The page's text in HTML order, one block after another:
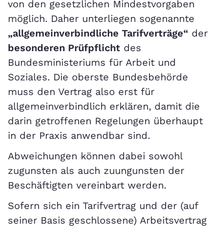
von den gesetzlichen Mindestvorgaben
möglich. Daher unterliegen sogenannte
„allgemeinverbindliche Tarifverträge“ der
besonderen Prüfpflicht des
Bundesministeriums für Arbeit und
Soziales. Die oberste Bundesbehörde
muss den Vertrag also erst für
allgemeinverbindlich erklären, damit die
darin getroffenen Regelungen überhaupt
in der Praxis anwendbar sind.
Abweichungen können dabei sowohl
zugunsten als auch zuungunsten der
Beschäftigten vereinbart werden.
Sofern sich ein Tarifvertrag und der (auf
seiner Basis geschlossene) Arbeitsvertrag